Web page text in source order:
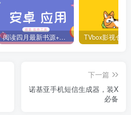
阅读四月最新书源+阅读TTS语音引擎安装教程
下一篇
诺基亚手机短信生成器，装X
必备